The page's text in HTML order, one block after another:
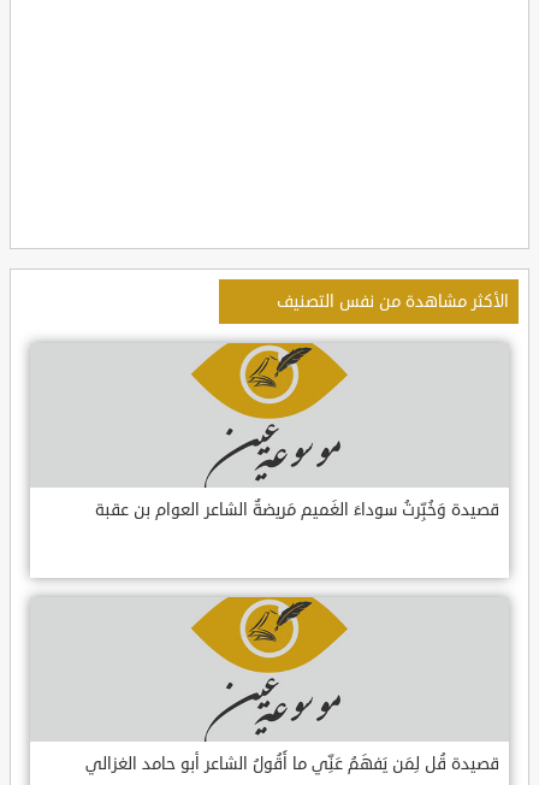
الأكثر مشاهدة من نفس التصنيف
قصيدة وَخُبِّرتُ سوداءَ الغَميم مَريضةٌ الشاعر العوام بن عقبة
قصيدة قُل لِمَن يَفهَمُ عَنِّي ما أَقُولُ الشاعر أبو حامد الغزالي